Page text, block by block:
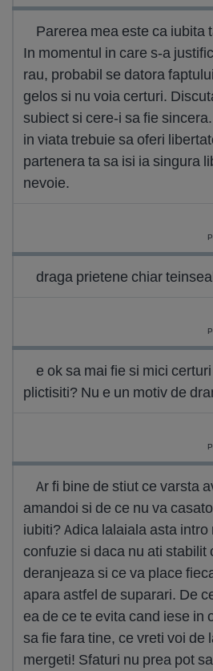
Parerea mea este ca iubita
In momentul in care s-a
rau, probabil se datora
gelos si nu voia certuri.
subiect si cere-i sa fie
in viata trebuie sa oferi
partenera ta sa isi ia singura
nevoie.
draga prietene chiar
e ok sa mai fie si mici
plictisiti? Nu e un motiv de
Ar fi bine de stiut ce varsta
amandoi si de ce nu va
iubiti? Adica lalaiala asta
confuzie si daca nu ati stabilit
deranjeaza si ce va place
apara astfel de suparari. De
ea de ce te evita cand iese in
sa fie fara tine, ce vreti voi de
mergeti! Sfaturi nu prea pot